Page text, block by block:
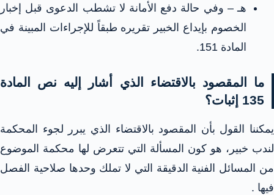
هـ – وفي حالة دفع الأمانة لا تشطب الدعوى قبل إخبار
الخصوم بإيداع الخبير تقريره طبقاً للإجراءات المبينة في
المادة 151.
ما المقصود بالاقتضاء الذي أشار إليه نص المادة
135 إثبات؟
يمكننا القول بأن المقصود بالاقتضاء الذي يبرر لجوء المحكمة
لندب خبير، هو كون المسألة التي تتعرض لها محكمة الموضوع
من المسائل الفنية الدقيقة التي لا تملك وحدها صلاحية الفصل
فيها .